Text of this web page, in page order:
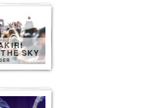
SKY